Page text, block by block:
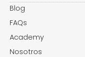
Blog
FAQs
Academy
Nosotros